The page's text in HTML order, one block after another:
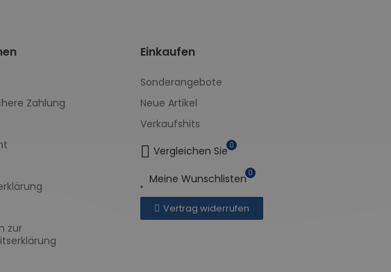
Zahlung
zur
Einkaufen
Sonderangebote
Neue Artikel
Verkaufshits
Vergleichen Sie0
Meine Wunschlisten0
Vertrag widerrufen